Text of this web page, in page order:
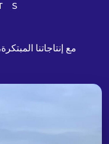
مع إنتاجاتنا